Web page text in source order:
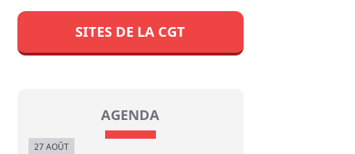
SITES DE LA CGT
AGENDA
27 AOÛT